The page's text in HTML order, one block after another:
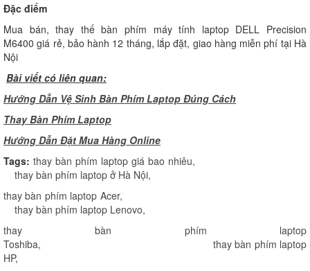
Đặc điểm
Mua bán, thay thế bàn phím máy tính laptop DELL Precision
M6400 giá rẻ, bảo hành 12 tháng, lắp đặt, giao hàng miễn phí tại Hà
Nội
Bài viết có liên quan:
Hướng Dẫn Vệ Sinh Bàn Phím Laptop Đúng Cách
Thay Bàn Phím Laptop
Hướng Dẫn Đặt Mua Hàng Online
Tags: thay bàn phím laptop giá bao nhiêu,
thay bàn phím laptop ở Hà Nội,
thay bàn phím laptop Acer,
thay bàn phím laptop Lenovo,
thay bàn phím laptop
Toshiba,
thay bàn phím laptop
HP,